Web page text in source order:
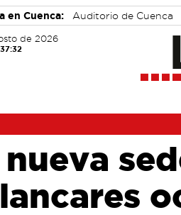
en Cuenca: Auditorio de Cuenca
de 2026
nueva